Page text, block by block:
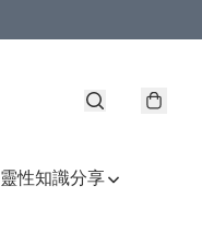
靈性知識分享